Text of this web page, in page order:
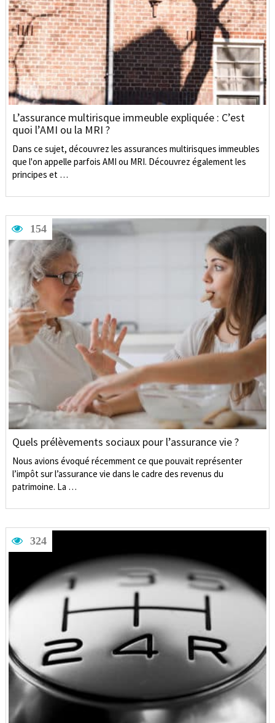
L’assurance multirisque immeuble expliquée : C’est
quoi l’AMI ou la MRI ?
Dans ce sujet, découvrez les assurances multirisques immeubles
que l'on appelle parfois AMI ou MRI. Découvrez également les
principes et …
154
Quels prélèvements sociaux pour l’assurance vie ?
Nous avions évoqué récemment ce que pouvait représenter
l’impôt sur l’assurance vie dans le cadre des revenus du
patrimoine. La …
324